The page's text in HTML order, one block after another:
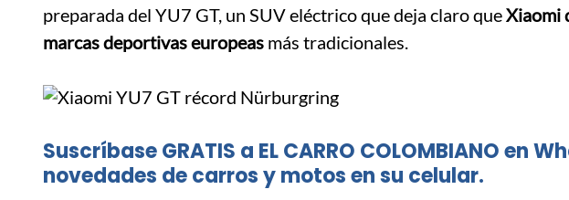
preparada del YU7 GT, un SUV eléctrico que deja claro queXiaomi
marcas deportivas europeas más tradicionales.
Suscríbase GRATIS a EL CARRO COLOMBIANO en
novedades de carros y motos en su celular.